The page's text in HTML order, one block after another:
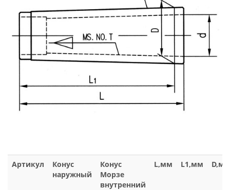
Артикул
Конус
наружный
Конус
Морзе
внутренний
L,мм L1,мм D,мм